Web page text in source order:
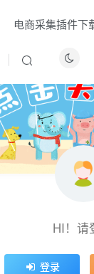
电商采集插件下
HI！请
登录
HI！请
登录